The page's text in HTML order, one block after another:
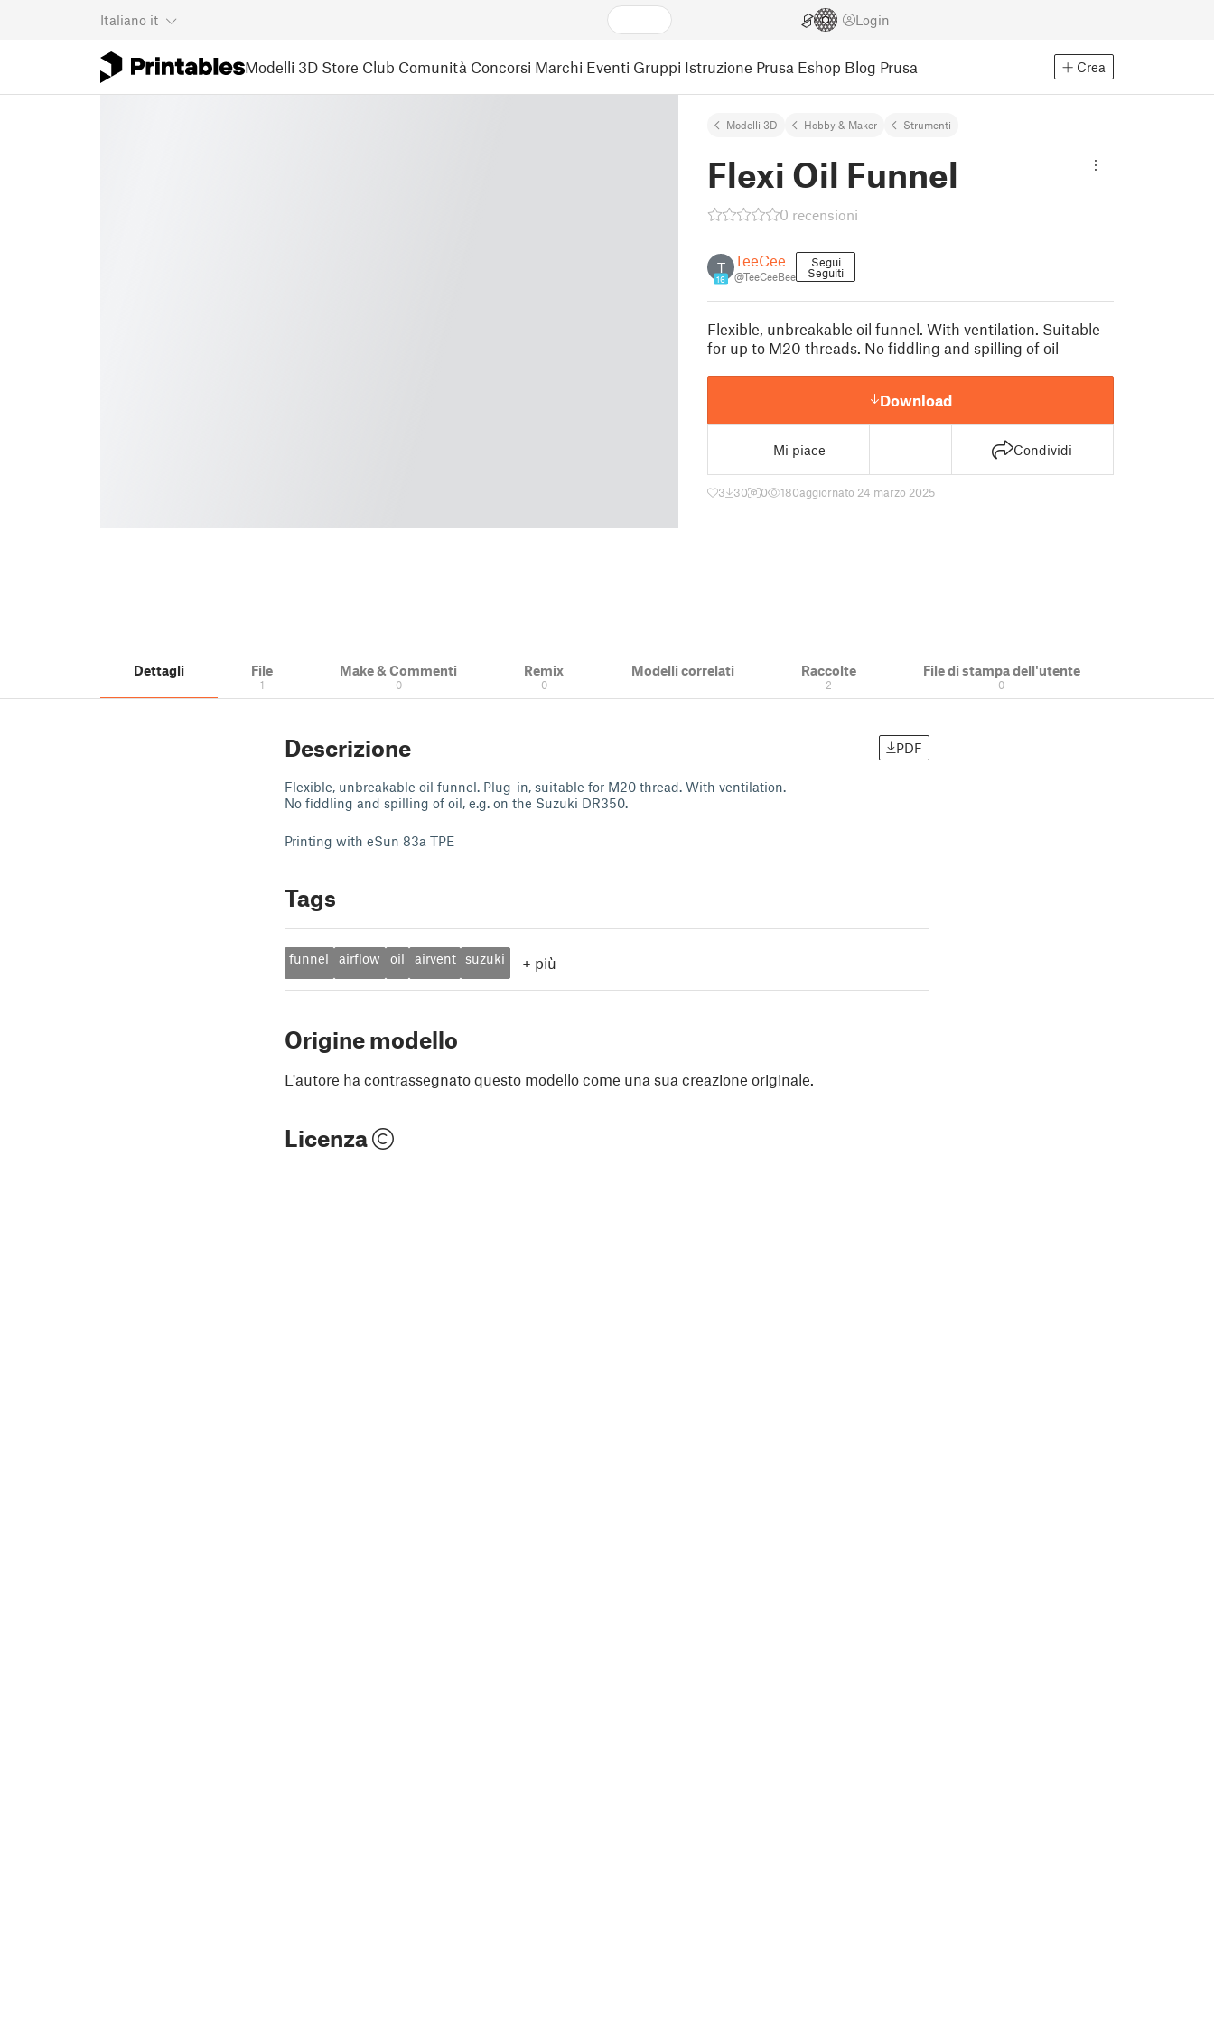
Italiano it Login
Modelli 3D Store Club Comunità Concorsi Marchi Eventi Gruppi Istruzione Prusa Eshop Blog Prusa Crea
Modelli 3D Hobby & Maker Strumenti
Flexi Oil Funnel
0 recensioni
T
16
TeeCee
@TeeCeeBee
Segui
Seguiti
Flexible, unbreakable oil funnel. With ventilation. Suitable
for up to M20 threads. No fiddling and spilling of oil
Download
Mi piace Condividi
3 30 0 180aggiornato 24 marzo 2025
Dettagli File
1
Make & Commenti
0
Remix
0
Modelli correlati Raccolte
2
File di stampa dell'utente
0
Descrizione PDF
Flexible, unbreakable oil funnel. Plug-in, suitable for M20 thread. With ventilation.
No fiddling and spilling of oil, e.g. on the Suzuki DR350.
Printing with eSun 83a TPE
Tags
funnel airflow oil airvent suzuki + più
Origine modello
L'autore ha contrassegnato questo modello come una sua creazione originale.
Licenza